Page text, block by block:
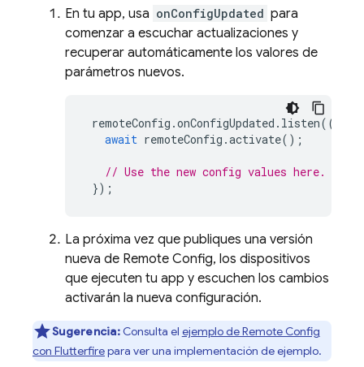
En tu app, usa onConfigUpdated para
comenzar a escuchar actualizaciones y
recuperar automáticamente los valores de
parámetros nuevos.
remoteConfig .onConfigUpdated . listen((
await remoteConfig .activate();
// Use the new config values here.
});
La próxima vez que publiques una versión
nueva de Remote Config, los dispositivos
que ejecuten tu app y escuchen los cambios
activarán la nueva configuración.
Sugerencia:Consulta el ejemplo de Remote Config
con Flutterfirepara ver una implementación de ejemplo.